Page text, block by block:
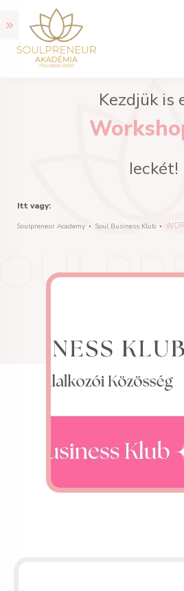
Kezdjük is
leckét!
Itt vagy:
Soulpreneur Academy Soul Business Klub